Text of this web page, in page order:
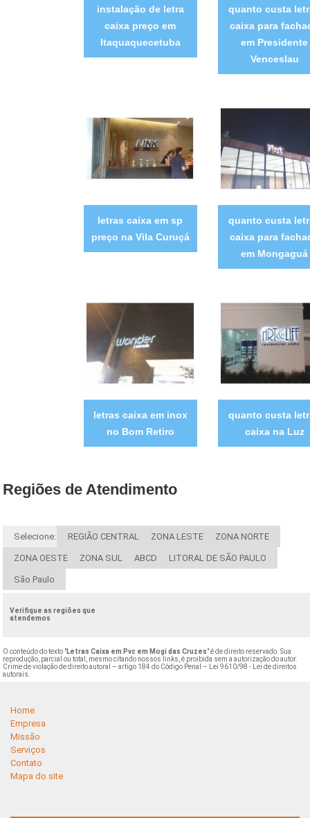
instalação de letra
caixa preço em
Itaquaquecetuba
quanto custa
caixa para
em Presidente
Venceslau
letras caixa em sp
preço na Vila Curuçá
quanto custa
caixa para
em Mongaguá
letras caixa em inox
no Bom Retiro
quanto custa
caixa na Luz
Regiões de Atendimento
Selecione: REGIÃO CENTRAL ZONA LESTE ZONA NORTE
ZONA OESTE ZONA SUL ABCD LITORAL DE SÃO PAULO
São Paulo
Verifique as regiões que
atendemos
O conteúdo do texto "Letras Caixa em Pvc em Mogi das Cruzes" é de direito reservado. Sua
reprodução, parcial ou total, mesmo citando nossos links, é proibida sem a autorização do autor.
Crime de violação de direito autoral – artigo 184 do Código Penal – Lei 9610/98 - Lei de direitos
autorais.
Home
Empresa
Missão
Serviços
Contato
Mapa do site